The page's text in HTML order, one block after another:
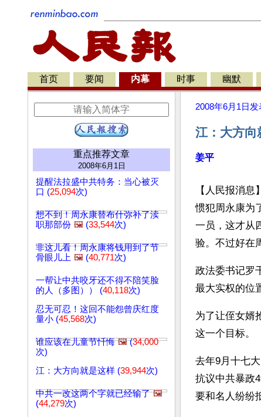
首页 要闻 内幕 时事 幽默
重点推荐文章
2008年6月1日
提醒法拉盛中共特务：当心被灭
口 (25,094次)
想不到！周永康替布什弥补了渎
职那部份 🖼️ (33,544次)
非这儿看！周永康将钱用到了节
骨眼儿上 🖼️ (40,771次)
一帮让中共咬牙还不得不陪笑脸
的人（多图）） (40,118次)
忍无可忍！这回不能怨曾庆红度
量小 (45,568次)
谁应该在儿童节忏悔 🖼️(34,000
次)
江：大方向就是这样 (39,944次)
中共一改这两个字就已经输了 🖼️
(44,279次)
2008年6月1日 发
江：大方向
姜平
【人民报消
惯犯周永康为
一员，这才从
验。不过好在
政法委书记罗
最大实权的位
为了让侄女婿
这一个目标。
去年9月十七
抗议中共暴政
要和名人纷纷